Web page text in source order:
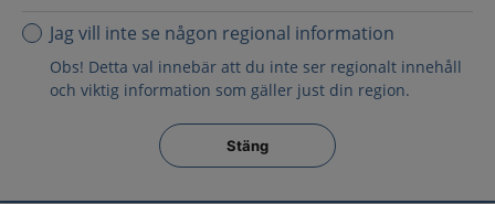
Jag vill inte se någon regional information
Obs! Detta val innebär att du inte ser regionalt innehåll
och viktig information som gäller just din region.
Stäng regionsväljaren
Stäng